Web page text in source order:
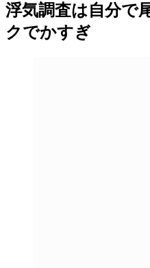
浮気調査は自分で
クでかすぎ